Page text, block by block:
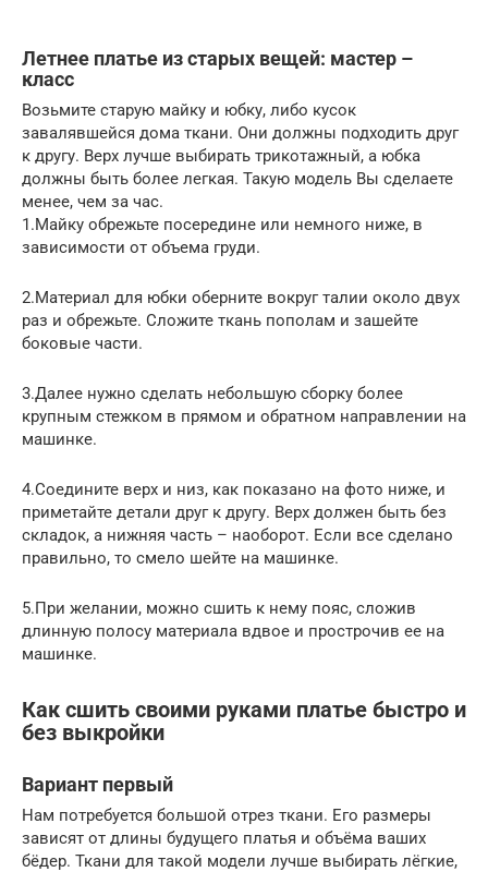
Летнее платье из старых вещей: мастер –
класс
Возьмите старую майку и юбку, либо кусок
завалявшейся дома ткани. Они должны подходить друг
к другу. Верх лучше выбирать трикотажный, а юбка
должны быть более легкая. Такую модель Вы сделаете
менее, чем за час.
1.Майку обрежьте посередине или немного ниже, в
зависимости от объема груди.
2.Материал для юбки оберните вокруг талии около двух
раз и обрежьте. Сложите ткань пополам и зашейте
боковые части.
3.Далее нужно сделать небольшую сборку более
крупным стежком в прямом и обратном направлении на
машинке.
4.Соедините верх и низ, как показано на фото ниже, и
приметайте детали друг к другу. Верх должен быть без
складок, а нижняя часть – наоборот. Если все сделано
правильно, то смело шейте на машинке.
5.При желании, можно сшить к нему пояс, сложив
длинную полосу материала вдвое и прострочив ее на
машинке.
Как сшить своими руками платье быстро и
без выкройки
Вариант первый
Нам потребуется большой отрез ткани. Его размеры
зависят от длины будущего платья и объёма ваших
бёдер. Ткани для такой модели лучше выбирать лёгкие,